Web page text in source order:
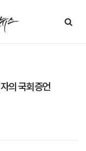
의 국회증언